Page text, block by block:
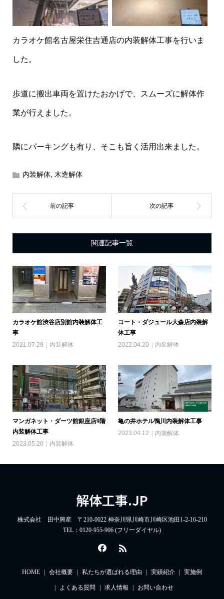
カラオケ館名古屋栄住吉通店の内装解体工事を行いま
した。
歩道に搬出車両を置けたおかげで、スムーズに解体作
業が行えました。
隣にパーキングも有り、そこも旨く活用出来ました。
内装解体, 木造解体
関連記事一覧
カラオケ館渋谷店別館内装解体工
事
2021.07.29
内装解体
コート・ダジュール大森店内装解
体工事
2022.04.20
内装解体
マンガネット・ダーツ館銀座店9階
内装解体工事
2023.05.20
内装解体
亀の井ホテル鴨川内装解体工事
2023.04.12
内装解体
解体工事.JP
株式会社 田中興産 〒210-0022 神奈川県川崎市川崎区池田1-2-16-210
TEL：0120-955-906 (フリーダイヤル)
HOME 会社概要 私たちが選ばれる理由 実績紹介 実施例
よくある質問 求人情報 お問い合わせ